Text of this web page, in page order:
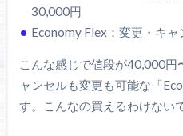
30,000円
Economy Flex：変更・キ
こんな感じで値段が40,000
ャンセルも変更も可能な「
す。こんなの買えるわけない